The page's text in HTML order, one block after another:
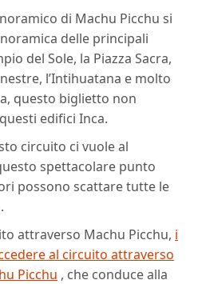
di Machu Picchu si
delle principali
del Sole, la Piazza Sacra,
l’Intihuatana e molto
questo biglietto non
edifici Inca.
circuito ci vuole al
spettacolare punto
possono scattare tutte le
attraverso Machu Picchu, i
al circuito attraverso
Picchu , che conduce alla